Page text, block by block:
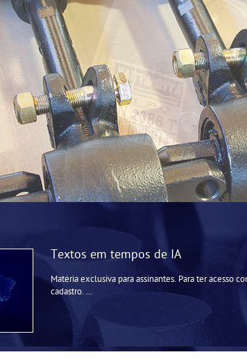
Textos em tempos de IA
Matéria exclusiva para assinantes. Para ter acesso
cadastro. ...